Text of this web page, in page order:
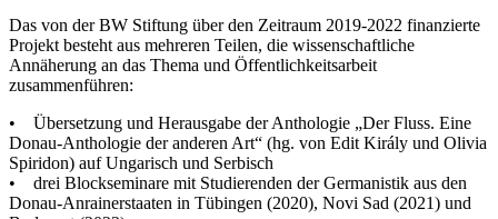
Das von der BW Stiftung über den Zeitraum 2019-2022 finanzierte
Projekt besteht aus mehreren Teilen, die wissenschaftliche
Annäherung an das Thema und Öffentlichkeitsarbeit
zusammenführen:
• Übersetzung und Herausgabe der Anthologie „Der Fluss. Eine
Donau-Anthologie der anderen Art“ (hg. von Edit Király und Olivia
Spiridon) auf Ungarisch und Serbisch
• drei Blockseminare mit Studierenden der Germanistik aus den
Donau-Anrainerstaaten in Tübingen (2020), Novi Sad (2021) und